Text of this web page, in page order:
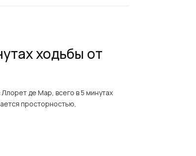
ходьбы от
де Мар, всего в 5 минутах
просторностью,